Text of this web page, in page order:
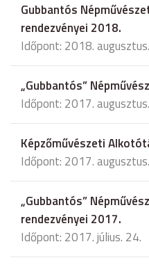
Gubbantós
rendezvényei 2018.
Időpont: 2018.
„Gubbantós”
Időpont: 2017.
Képzőművészeti
Időpont: 2017.
„Gubbantós”
rendezvényei 2017.
Időpont: 2017. július. 24.